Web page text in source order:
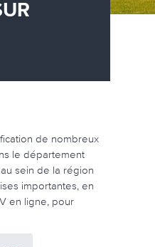
de nombreux
le département
sein de la région
importantes, en
en ligne, pour